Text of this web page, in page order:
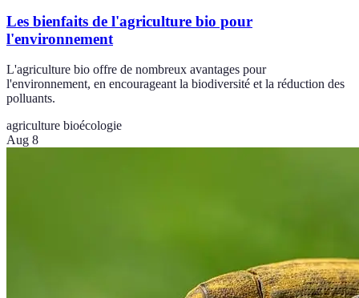
Les bienfaits de l'agriculture bio pour
l'environnement
L'agriculture bio offre de nombreux avantages pour
l'environnement, en encourageant la biodiversité et la réduction des
polluants.
agriculture bioécologie
Aug 8